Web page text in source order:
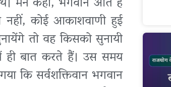
कोई आकाशवाणी हुई
तो वह किसको सुनायी
ही बात करते हैं। उस समय
कि सर्वशक्तिवान भगवान